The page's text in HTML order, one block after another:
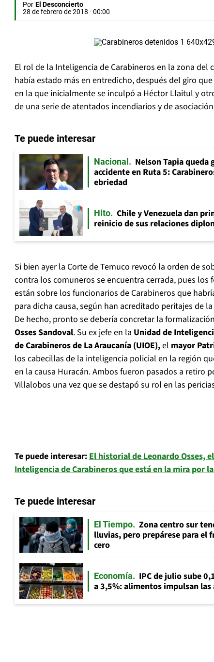
Por El Desconcierto
28 de febrero de 2018 - 00:00
El rol de la Inteligencia de Carabineros en la zona del
había estado más en entredicho, después del giro
en la que inicialmente se inculpó a Héctor Llaitul y
de una serie de atentados incendiarios y de
Te puede interesar
Nacional
Nelson Tapia
accidente en Ruta 5:
ebriedad
Hito
Chile y Venezuela dan
reinicio de sus relaciones
Si bien ayer la Corte de Temuco revocó la orden de
contra los comuneros se encuentra cerrada, pues los
están sobre los funcionarios de Carabineros que
para dicha causa, según han acreditado peritajes de
De hecho, pronto se debería concretar la
Osses Sandoval. Su ex jefe en la Unidad de
de Carabineros de La Araucanía (UIOE),el mayor
los cabecillas de la inteligencia policial en la región
en la causa Huracán. Ambos fueron pasados a retiro
Villalobos una vez que se destapó su rol en las
Te puede interesar:El historial de Leonardo Osses,
Inteligencia de Carabineros que está en la mira por
Te puede interesar
El Tiempo
Zona centro sur
lluvias, pero prepárese para el
cero
Economía
IPC de julio sube
a 3,5%: alimentos impulsan las